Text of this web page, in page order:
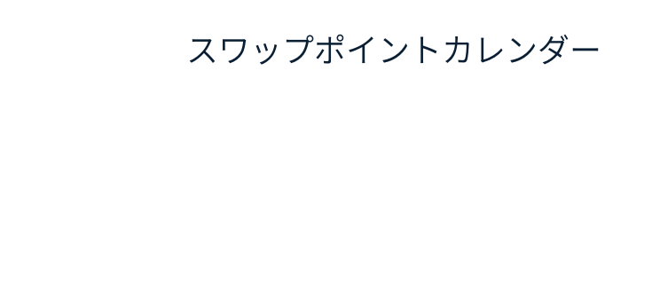
スワップポイント カレンダー